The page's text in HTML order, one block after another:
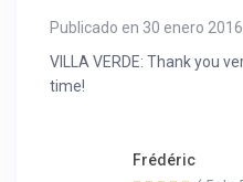
Publicado en 30 enero 2016
VILLA VERDE: Thank you
time!
Frédéric